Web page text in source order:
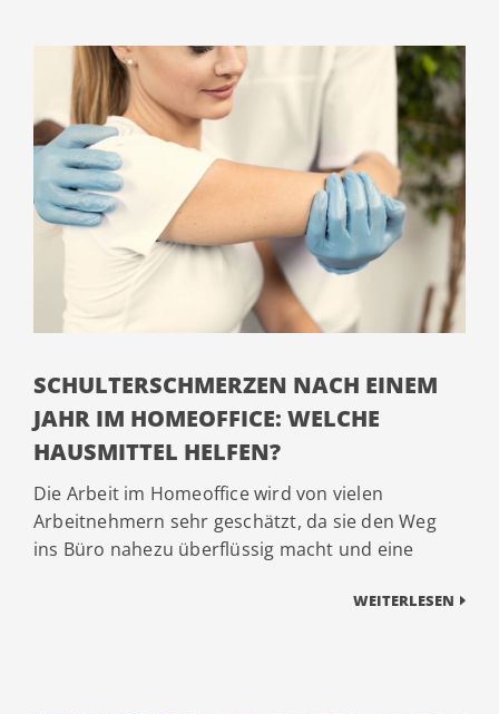
SCHULTERSCHMERZEN NACH EINEM
JAHR IM HOMEOFFICE: WELCHE
HAUSMITTEL HELFEN?
Die Arbeit im Homeoffice wird von vielen
Arbeitnehmern sehr geschätzt, da sie den Weg
ins Büro nahezu überflüssig macht und eine
WEITERLESEN